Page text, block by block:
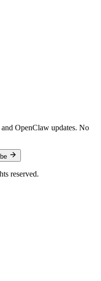
OpenClaw updates. No
reserved.